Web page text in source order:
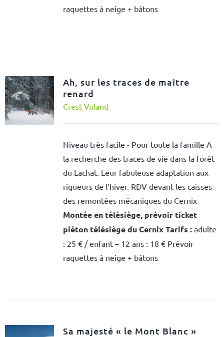
raquettes à neige + bâtons
Ah, sur les traces de maître
renard
Crest Voland
Niveau très facile - Pour toute la famille A
la recherche des traces de vie dans la forêt
du Lachat. Leur fabuleuse adaptation aux
rigueurs de l’hiver. RDV devant les caisses
des remontées mécaniques du Cernix
Montée en télésiège, prévoir ticket
piéton télésiège du Cernix Tarifs :adulte
: 25 € / enfant – 12 ans : 18 € Prévoir
raquettes à neige + bâtons
Sa majesté « le Mont Blanc »